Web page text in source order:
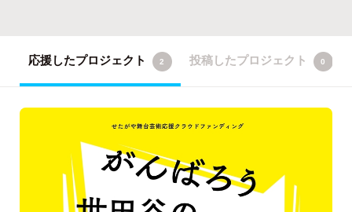
応援したプロジェクト 2 投稿したプロジェクト 0